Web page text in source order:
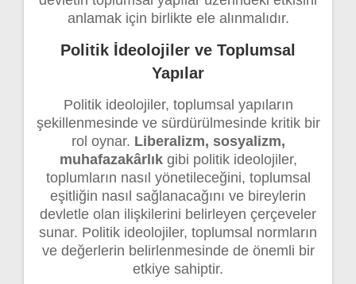
anlamak için birlikte ele alınmalıdır.
Politik İdeolojiler ve Toplumsal
Yapılar
Politik ideolojiler, toplumsal yapıların
şekillenmesinde ve sürdürülmesinde kritik bir
rol oynar. Liberalizm, sosyalizm,
muhafazakârlıkgibi politik ideolojiler,
toplumların nasıl yönetileceğini, toplumsal
eşitliğin nasıl sağlanacağını ve bireylerin
devletle olan ilişkilerini belirleyen çerçeveler
sunar. Politik ideolojiler, toplumsal normların
ve değerlerin belirlenmesinde de önemli bir
etkiye sahiptir.